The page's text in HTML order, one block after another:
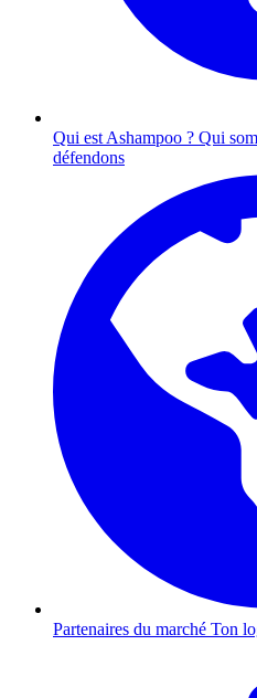
Qui est Ashampoo ? Qui
défendons
Partenaires du marché Ton